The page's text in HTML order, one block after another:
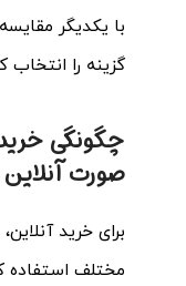
با یکدیگر
گزینه را انتخاب
صورت آنلاین
برای خرید
مختلف استفاده